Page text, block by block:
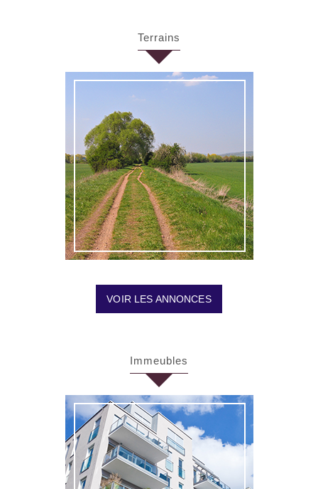
Terrains
VOIR LES ANNONCES
Immeubles